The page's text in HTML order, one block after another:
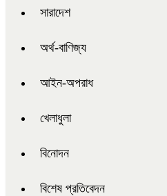
সারাদেশ
অর্থ-বাণিজ্য
আইন-অপরাধ
খেলাধুলা
বিনোদন
বিশেষ প্রতিবেদন